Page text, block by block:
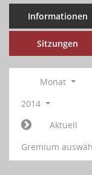
Informationen
Sitzungen
Monat
2014
Aktuell
Gremium